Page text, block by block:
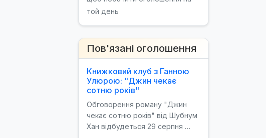
той день
Пов'язані оголошення
Книжковий клуб з Ганною
Улюрою: "Джин чекає
сотню років"
Обговорення роману "Джин
чекає сотню років" від Шубнум
Хан відбудеться 29 серпня …